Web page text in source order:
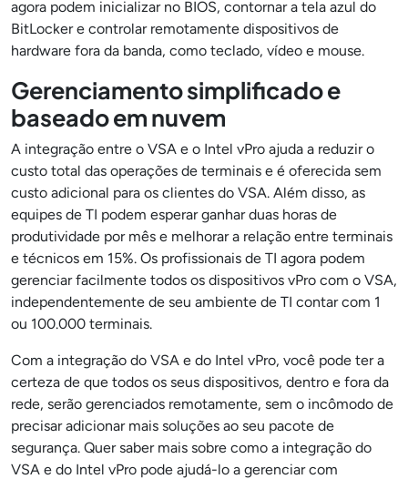
agora podem inicializar no BIOS, contornar a tela azul do
BitLocker e controlar remotamente dispositivos de
hardware fora da banda, como teclado, vídeo e mouse.
Gerenciamento simplificado e
baseado em nuvem
A integração entre o VSA e o Intel vPro ajuda a reduzir o
custo total das operações de terminais e é oferecida sem
custo adicional para os clientes do VSA. Além disso, as
equipes de TI podem esperar ganhar duas horas de
produtividade por mês e melhorar a relação entre terminais
e técnicos em 15%. Os profissionais de TI agora podem
gerenciar facilmente todos os dispositivos vPro com o VSA,
independentemente de seu ambiente de TI contar com 1
ou 100.000 terminais.
Com a integração do VSA e do Intel vPro, você pode ter a
certeza de que todos os seus dispositivos, dentro e fora da
rede, serão gerenciados remotamente, sem o incômodo de
precisar adicionar mais soluções ao seu pacote de
segurança. Quer saber mais sobre como a integração do
VSA e do Intel vPro pode ajudá-lo a gerenciar com